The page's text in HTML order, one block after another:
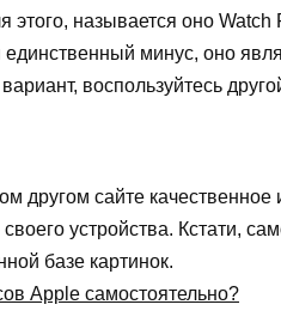
этого, называется оно Watch
минус, оно
воспользуйтесь
другом сайте качественное
устройства. Кстати,
базе картинок.